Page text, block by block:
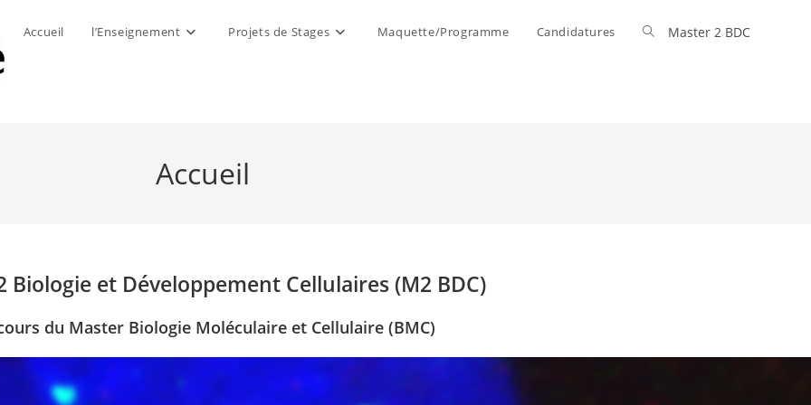
Master 2 BDC
Accueil l’Enseignement Projets de Stages Maquette/Programme Candidatures
Toggle
Accueil
Biologie et Développement Cellulaires (M2 BDC)
du Master Biologie Moléculaire et Cellulaire (BMC)